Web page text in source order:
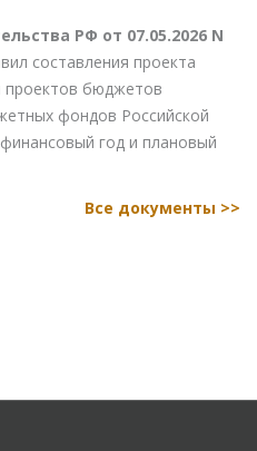
РФ от 07.05.2026 N
составления проекта
бюджетов
фондов Российской
год и плановый
Все документы >>